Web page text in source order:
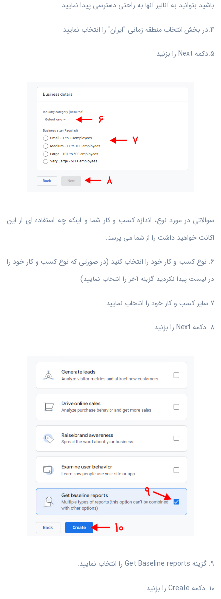
باشید بتوانید به آنالیز آنها به راحتی دسترسی پیدا نمایید
4.در بخش انتخاب منطقه زمانی "ایران" را انتخاب نمایید
5.دکمه Next را بزنید
سوالاتی در مورد نوع، اندازه کسب و کار شما و اینکه چه استفاده ای از این
اکانت خواهید داشت را از شما می پرسد.
6. نوع کسب و کار خود را انتخاب کنید (در صورتی که نوع کسب و کار خود را
در لیست پیدا نکردید گزینه آخر را انتخاب نمایید)
7.سایز کسب و کار خود را انتخاب نمایید
8. دکمه Next را بزنید
9. گزینه Get Baseline reports را انتخاب نمایید.
10. دکمه Create را بزنید.